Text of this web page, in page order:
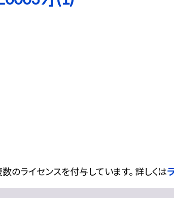
のライセンスを付与しています。 詳しくは